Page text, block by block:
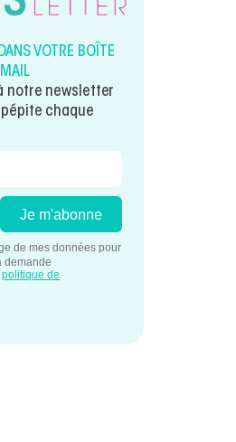
VOTRE BOÎTE
MAIL
notre newsletter
chaque